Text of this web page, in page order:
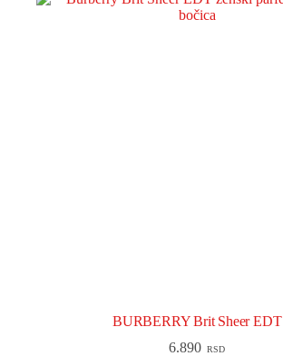
BURBERRY Brit Sheer EDT
6.890 RSD